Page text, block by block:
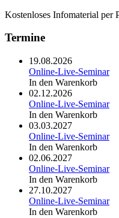
Kostenloses Infomaterial per
Termine
19.08.2026
Online-Live-Seminar
In den Warenkorb
02.12.2026
Online-Live-Seminar
In den Warenkorb
03.03.2027
Online-Live-Seminar
In den Warenkorb
02.06.2027
Online-Live-Seminar
In den Warenkorb
27.10.2027
Online-Live-Seminar
In den Warenkorb